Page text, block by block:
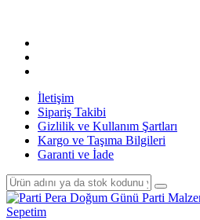
İletişim
Sipariş Takibi
Gizlilik ve Kullanım Şartları
Kargo ve Taşıma Bilgileri
Garanti ve İade
Sepetim